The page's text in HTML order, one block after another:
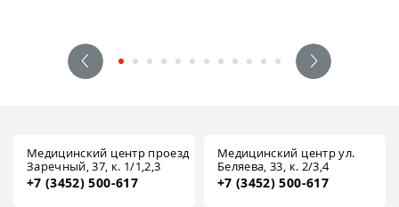
Медицинский центр проезд
Заречный, 37, к. 1/1,2,3
+7 (3452) 500-617
Медицинский центр ул.
Беляева, 33, к. 2/3,4
+7 (3452) 500-617